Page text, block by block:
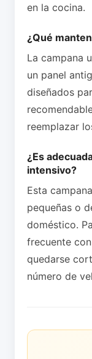
en la cocina.
¿Qué
La campana
un panel
diseñados
reemplazar
¿Es
intensivo?
Esta
pequeñas o
doméstico.
frecuente
quedarse
número de